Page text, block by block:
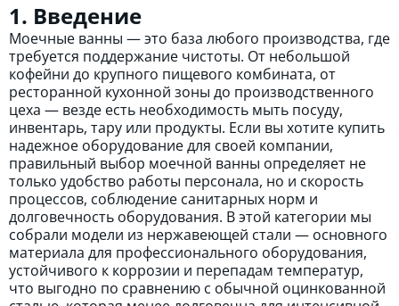
1. Введение
Моечные ванны — это база любого производства, где
требуется поддержание чистоты. От небольшой
кофейни до крупного пищевого комбината, от
ресторанной кухонной зоны до производственного
цеха — везде есть необходимость мыть посуду,
инвентарь, тару или продукты. Если вы хотите купить
надежное оборудование для своей компании,
правильный выбор моечной ванны определяет не
только удобство работы персонала, но и скорость
процессов, соблюдение санитарных норм и
долговечность оборудования. В этой категории мы
собрали модели из нержавеющей стали — основного
материала для профессионального оборудования,
устойчивого к коррозии и перепадам температур,
что выгодно по сравнению с обычной оцинкованной